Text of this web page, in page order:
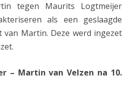
tegen Maurits Logtmeijer
als een geslaagde
Martin. Deze werd ingezet
– Martin van Velzen na 10.